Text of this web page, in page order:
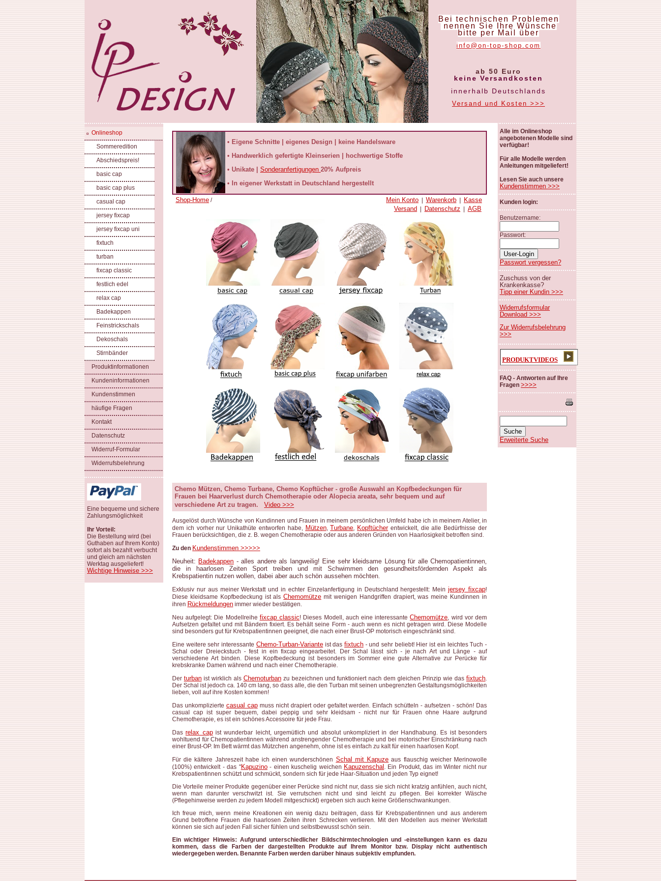
Bei technischen Problemen
nennen Sie Ihre Wünsche
bitte per Mail über
info@on-top-shop.com
ab 50 Euro
keine Versandkosten
innerhalb Deutschlands
Versand und Kosten >>>
Onlineshop
Sommeredition
Abschiedspreis!
basic cap
basic cap plus
casual cap
jersey fixcap
jersey fixcap uni
fixtuch
turban
fixcap classic
festlich edel
relax cap
Badekappen
Feinstrickschals
Dekoschals
Stirnbänder
Produktinformationen
Kundeninformationen
Kundenstimmen
häufige Fragen
Kontakt
Datenschutz
Widerruf-Formular
Widerrufsbelehrung
Eine bequeme und sichere
Zahlungsmöglichkeit
Ihr Vorteil:
Die Bestellung wird (bei
Guthaben auf Ihrem Konto)
sofort als bezahlt verbucht
und gleich am nächsten
Werktag ausgeliefert!
Wichtige Hinweise >>>
• Eigene Schnitte | eigenes Design | keine Handelsware
• Handwerklich gefertigte Kleinserien | hochwertige Stoffe
• Unikate | Sonderanfertigungen 20% Aufpreis
• In eigener Werkstatt in Deutschland hergestellt
Shop-Home / Mein Konto Warenkorb
Kasse
Versand
Datenschutz AGB
Chemo Mützen, Chemo Turbane, Chemo Kopftücher - große Auswahl an Kopfbedeckungen für
Frauen bei Haarverlust durch Chemotherapie oder Alopecia areata, sehr bequem und auf
verschiedene Art zu tragen.
Video >>>
Ausgelöst durch Wünsche von Kundinnen und Frauen in meinem persönlichen Umfeld habe ich in meinem Atelier, in
dem ich vorher nur Unikathüte entworfen habe, Mützen, Turbane, Kopftücherentwickelt, die alle Bedürfnisse der
Frauen berücksichtigen, die z. B. wegen Chemotherapie oder aus anderen Gründen von Haarlosigkeit betroffen sind.
​Zu den Kundenstimmen >>>>>
Neuheit: Badekappen - alles andere als langweilig! Eine sehr kleidsame Lösung für alle Chemopatientinnen,
die in haarlosen Zeiten Sport treiben und mit Schwimmen den gesundheitsfördernden Aspekt als
Krebspatientin nutzen wollen, dabei aber auch schön aussehen möchten.
Exklusiv nur aus meiner Werkstatt und in echter Einzelanfertigung in Deutschland hergestellt: Meinjersey fixcap!
Diese kleidsame Kopfbedeckung ist alsChemomütze mit wenigen Handgriffen drapiert, was meine Kundinnen in
ihren Rückmeldungen immer wieder bestätigen.
Neu aufgelegt: Die Modellreihe fixcap classic! Dieses Modell, auch eine interessanteChemomütze, wird vor dem
Aufsetzen gefaltet und mit Bändern fixiert. Es behält seine Form - auch wenn es nicht getragen wird. Diese Modelle
sind besonders gut für Krebspatientinnen geeignet, die nach einer Brust-OP motorisch eingeschränkt sind.
Eine weitere sehr interessante Chemo-Turban-Varianteist das fixtuch- und sehr beliebt! Hier ist ein leichtes Tuch -
Schal oder Dreieckstuch - fest in ein fixcap eingearbeitet. Der Schal lässt sich - je nach Art und Länge - auf
verschiedene Art binden. Diese Kopfbedeckung ist besonders im Sommer eine gute Alternative zur Perücke für
krebskranke Damen während und nach einer Chemotherapie.
Der turbanist wirklich als Chemoturbanzu bezeichnen und funktioniert nach dem gleichen Prinzip wie das fixtuch.
Der Schal ist jedoch ca. 140 cm lang, so dass alle, die den Turban mit seinen unbegrenzten Gestaltungsmöglichkeiten
lieben, voll auf ihre Kosten kommen!
Das unkomplizierte casual capmuss nicht drapiert oder gefaltet werden. Einfach schütteln - aufsetzen - schön! Das
casual cap ist super bequem, dabei peppig und sehr kleidsam - nicht nur für Frauen ohne Haare aufgrund
Chemotherapie, es ist ein schönes Accessoire für jede Frau.
Dasrelax capist wunderbar leicht, urgemütlich und absolut unkompliziert in der Handhabung. Es ist besonders
wohltuend für Chemopatientinnen während anstrengender Chemotherapie und bei motorischer Einschränkung nach
einer Brust-OP. Im Bett wärmt das Mützchen angenehm, ohne ist es einfach zu kalt für einen haarlosen Kopf.
Für die kältere Jahreszeit habe ich einen wunderschönen Schal mit Kapuze aus flauschig weicher Merinowolle
(100%) entwickelt - das "Kapuzino- einen kuschelig weichen Kapuzenschal . Ein Produkt, das im Winter nicht nur
Krebspatientinnen schützt und schmückt, sondern sich für jede Haar-Situation und jeden Typ eignet!
Die Vorteile meiner Produkte gegenüber einer Perücke sind nicht nur, dass sie sich nicht kratzig anfühlen, auch nicht,
wenn man darunter verschwitzt ist. Sie verrutschen nicht und sind leicht zu pflegen. Bei korrekter Wäsche
(Pflegehinweise werden zu jedem Modell mitgeschickt) ergeben sich auch keine Größenschwankungen.
Ich freue mich, wenn meine Kreationen ein wenig dazu beitragen, dass für Krebspatientinnen und aus anderem
Grund betroffene Frauen die haarlosen Zeiten ihren Schrecken verlieren. Mit den Modellen aus meiner Werkstatt
können sie sich auf jeden Fall sicher fühlen und selbstbewusst schön sein.
Ein wichtiger Hinweis: Aufgrund unterschiedlicher Bildschirmtechnologien und -einstellungen kann es dazu
kommen, dass die Farben der dargestellten Produkte auf Ihrem Monitor bzw. Display nicht authentisch
wiedergegeben werden. Benannte Farben werden darüber hinaus subjektiv empfunden.
Alle im Onlineshop
angebotenen Modelle sind
verfügbar!
Für alle Modelle werden
Anleitungen mitgeliefert!
Lesen Sie auch unsere
Kundenstimmen >>>
Kunden login:
Benutzername:
Passwort:
Passwort vergessen?
Zuschuss von der
Krankenkasse?
Tipp einer Kundin >>>
Widerrufsformular
Download >>>
Zur Widerrufsbelehrung
>>>
PRODUKTVIDEOS
FAQ - Antworten auf Ihre
Fragen >>>>
Erweiterte Suche